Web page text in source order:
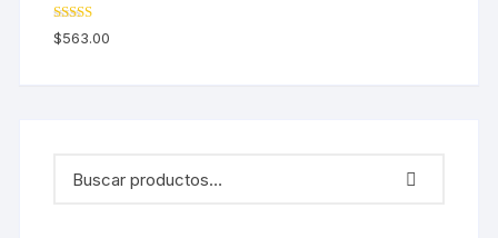
Valorado en
5.00de 5
$563.00